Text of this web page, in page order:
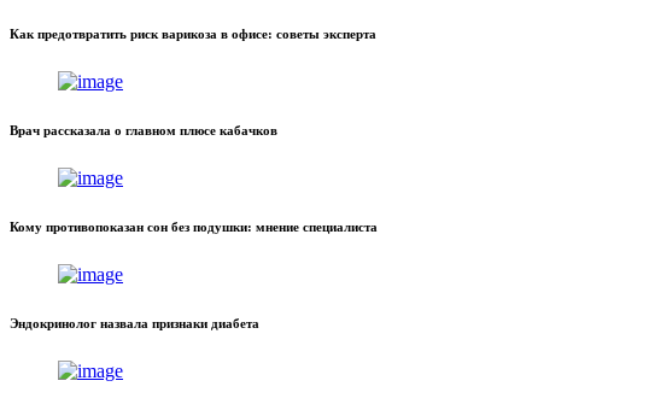
Как предотвратить риск варикоза в офисе: советы эксперта
Врач рассказала о главном плюсе кабачков
Кому противопоказан сон без подушки: мнение специалиста
Эндокринолог назвала признаки диабета